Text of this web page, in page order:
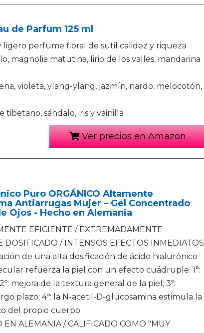
de Parfum 125 ml
perfume floral de sutil calidez y riqueza
magnolia matutina, lirio de los valles, mandarina
violeta, ylang-ylang, jazmín, nardo, melocotón,
tibetano, sándalo, iris y vainilla
Ver precios en Amazon
Puro ORGÁNICO Altamente
Antiarrugas Mujer – Gel Concentrado
Ojos - Hecho en Alemania
EFICIENTE / EXTREMADAMENTE
DOSIFICADO / INTENSOS EFECTOS INMEDIATOS
de una alta dosificación de ácido hialurónico
refuerza la piel con un efecto cuádruple: 1°:
mejora de la textura general de la piel; 3º:
plazo; 4º: la N-acetil-D-glucosamina estimula la
del propio cuerpo.
EN ALEMANIA / CALIFICADO COMO "MUY